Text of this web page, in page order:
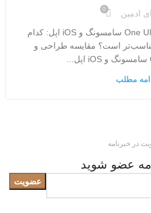
ادمین 0
مقایسه طراحی و عملکرد One UI سامسونگ و iOS اپل: کدام
است؟ مقایسه طراحی و
مطلب
در خبرنامه
عضو شوید